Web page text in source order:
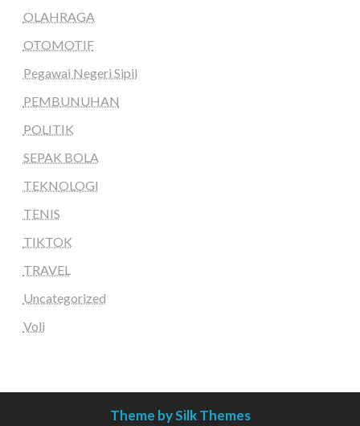
OLAHRAGA
OTOMOTIF
Pegawai Negeri Sipil
PEMBUNUHAN
POLITIK
SEPAK BOLA
TEKNOLOGI
TENIS
TIKTOK
TRAVEL
Uncategorized
Voli
Theme by Silk Themes